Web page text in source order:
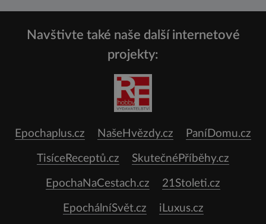
Navštivte také naše další internetové
projekty:
Epochaplus.cz NašeHvězdy.cz PaníDomu.cz
TisíceReceptů.cz SkutečnéPříběhy.cz
EpochaNaCestach.cz 21Stoleti.cz
EpochálníSvět.cz iLuxus.cz